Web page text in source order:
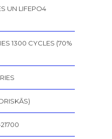
UN LIFEPO4
1300 CYCLES (70%